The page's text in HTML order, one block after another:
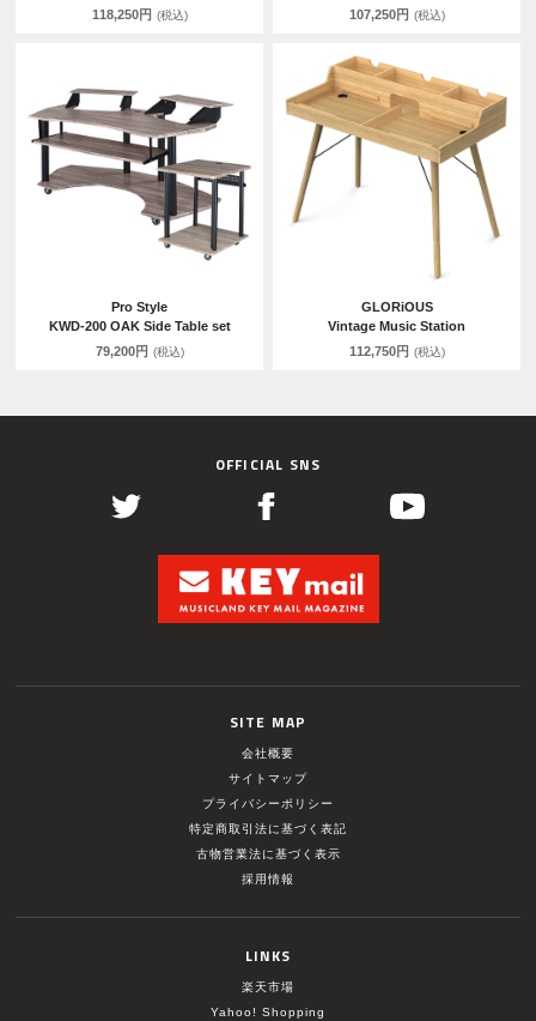
118,250円 (税込)
107,250円 (税込)
Pro Style
KWD-200 OAK Side Table set
79,200円 (税込)
GLORiOUS
Vintage Music Station
112,750円 (税込)
OFFICIAL SNS
SITE MAP
会社概要
サイトマップ
プライバシーポリシー
特定商取引法に基づく表記
古物営業法に基づく表示
採用情報
LINKS
楽天市場
Yahoo! Shopping